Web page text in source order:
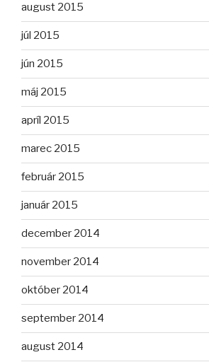
august 2015
júl 2015
jún 2015
máj 2015
apríl 2015
marec 2015
február 2015
január 2015
december 2014
november 2014
október 2014
september 2014
august 2014